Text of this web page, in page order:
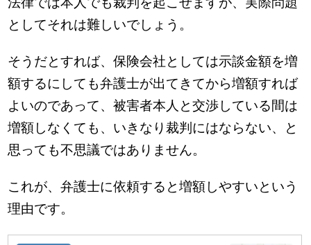
としてそれは難しいでしょう。
そうだとすれば、保険会社としては示談金額を増
額するにしても弁護士が出てきてから増額すれば
よいのであって、被害者本人と交渉している間は
増額しなくても、いきなり裁判にはならない、と
思っても不思議ではありません。
これが、弁護士に依頼すると増額しやすいという
理由です。